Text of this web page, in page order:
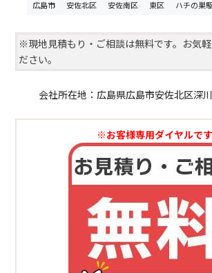
広島市 安佐北区 安佐南区 東区 ハチの巣
※現地見積もり・ご相談は無料です。お気
ださい。
会社所在地：広島県広島市安佐北区深
※お客様専用ダイヤルです